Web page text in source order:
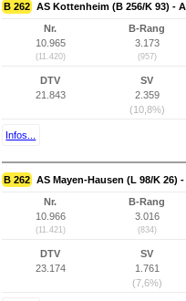
B 262 AS Kottenheim (B 256/K 93) -
Nr.
10.965
(11.420)
B-Rang
3.173
(957)
DTV
21.843
SV
2.359
(10,8%)
Infos...
B 262 AS Mayen-Hausen (L 98/K 26)
Nr.
10.966
(11.421)
B-Rang
3.016
(834)
DTV
23.174
SV
1.761
(7,6%)